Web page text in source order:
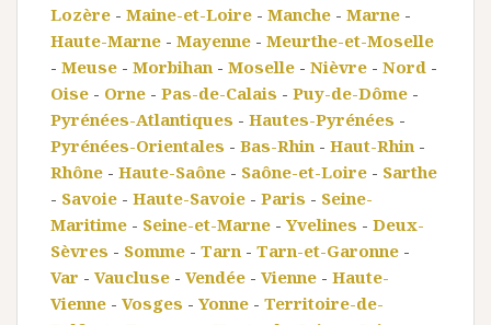
Lozère - Maine-et-Loire - Manche - Marne -
Haute-Marne - Mayenne - Meurthe-et-Moselle
- Meuse - Morbihan - Moselle - Nièvre - Nord -
Oise - Orne - Pas-de-Calais - Puy-de-Dôme -
Pyrénées-Atlantiques - Hautes-Pyrénées -
Pyrénées-Orientales - Bas-Rhin - Haut-Rhin -
Rhône - Haute-Saône - Saône-et-Loire - Sarthe
- Savoie - Haute-Savoie - Paris - Seine-
Maritime - Seine-et-Marne - Yvelines - Deux-
Sèvres - Somme - Tarn - Tarn-et-Garonne -
Var - Vaucluse - Vendée - Vienne - Haute-
Vienne - Vosges - Yonne - Territoire-de-